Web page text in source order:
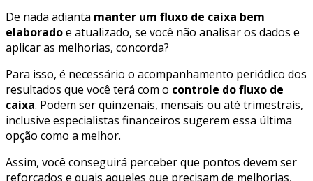
De nada adianta manter um fluxo de caixa bem
elaboradoe atualizado, se você não analisar os dados e
aplicar as melhorias, concorda?
Para isso, é necessário o acompanhamento periódico dos
resultados que você terá com o controle do fluxo de
caixa. Podem ser quinzenais, mensais ou até trimestrais,
inclusive especialistas financeiros sugerem essa última
opção como a melhor.
Assim, você conseguirá perceber que pontos devem ser
reforçados e quais aqueles que precisam de melhorias,